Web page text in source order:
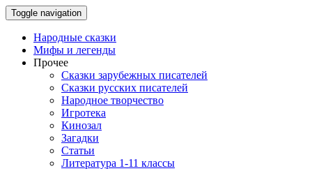
Toggle navigation
Народные сказки
Мифы и легенды
Прочее
Сказки зарубежных писателей
Сказки русских писателей
Народное творчество
Игротека
Кинозал
Загадки
Статьи
Литература 1-11 классы